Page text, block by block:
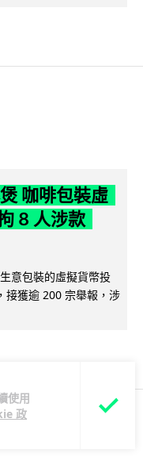
使用
政
咖啡包裝虛
8 人涉款
意包裝的虛擬貨幣投
接獲逾 200 宗舉報，涉